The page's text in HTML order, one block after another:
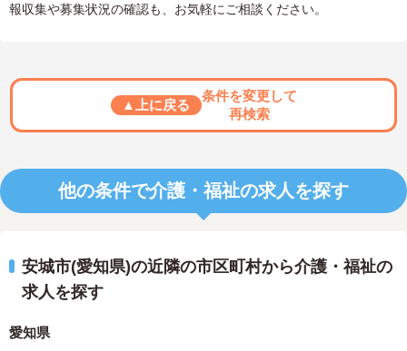
報収集や募集状況の確認も、お気軽にご相談ください。
▲上に戻る
条件を変更して
再検索
他の条件で介護・福祉の求人を探す
安城市(愛知県)の近隣の市区町村から介護・福祉の
求人を探す
愛知県